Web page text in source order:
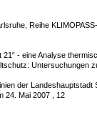
Reihe
21“ - eine Analyse
Untersuchungen
der
24. Mai 2007 , 12